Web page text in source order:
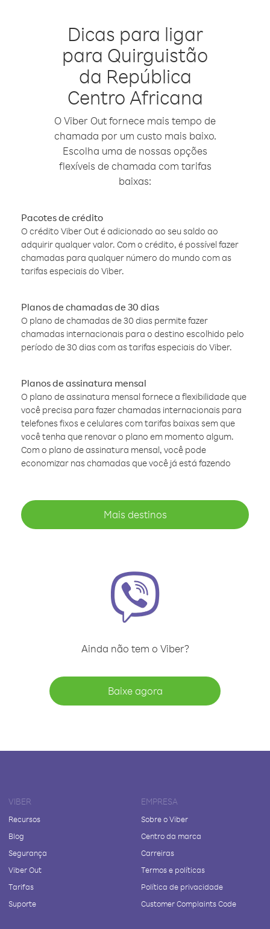
Dicas para ligar
para Quirguistão
da República
Centro Africana
O Viber Out fornece mais tempo de
chamada por um custo mais baixo.
Escolha uma de nossas opções
flexíveis de chamada com tarifas
baixas:
Pacotes de crédito
O crédito Viber Out é adicionado ao seu saldo ao
adquirir qualquer valor. Com o crédito, é possível fazer
chamadas para qualquer número do mundo com as
tarifas especiais do Viber.
Planos de chamadas de 30 dias
O plano de chamadas de 30 dias permite fazer
chamadas internacionais para o destino escolhido pelo
período de 30 dias com as tarifas especiais do Viber.
Planos de assinatura mensal
O plano de assinatura mensal fornece a flexibilidade que
você precisa para fazer chamadas internacionais para
telefones fixos e celulares com tarifas baixas sem que
você tenha que renovar o plano em momento algum.
Com o plano de assinatura mensal, você pode
economizar nas chamadas que você já está fazendo
Mais destinos
Ainda não tem o Viber?
Baixe agora
VIBER
Recursos
Blog
Segurança
Viber Out
Tarifas
Suporte
EMPRESA
Sobre o Viber
Centro da marca
Carreiras
Termos e políticas
Política de privacidade
Customer Complaints Code